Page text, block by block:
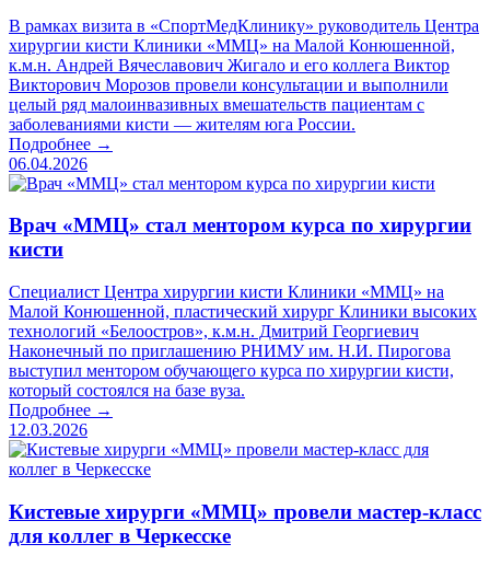
В рамках визита в «СпортМедКлинику» руководитель Центра
хирургии кисти Клиники «ММЦ» на Малой Конюшенной,
к.м.н. Андрей Вячеславович Жигало и его коллега Виктор
Викторович Морозов провели консультации и выполнили
целый ряд малоинвазивных вмешательств пациентам с
заболеваниями кисти — жителям юга России.
Подробнее →
06.04.2026
Врач «ММЦ» стал ментором курса по хирургии
кисти
Специалист Центра хирургии кисти Клиники «ММЦ» на
Малой Конюшенной, пластический хирург Клиники высоких
технологий «Белоостров», к.м.н. Дмитрий Георгиевич
Наконечный по приглашению РНИМУ им. Н.И. Пирогова
выступил ментором обучающего курса по хирургии кисти,
который состоялся на базе вуза.
Подробнее →
12.03.2026
Кистевые хирурги «ММЦ» провели мастер-класс
для коллег в Черкесске